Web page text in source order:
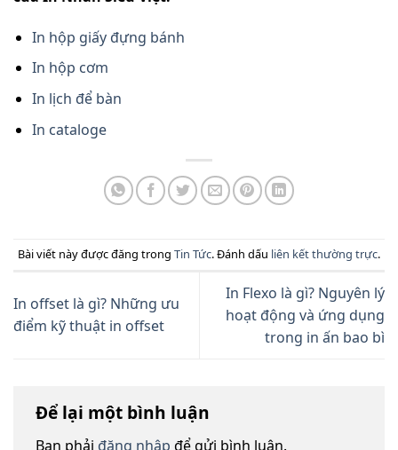
In hộp giấy đựng bánh
In hộp cơm
In lịch để bàn
In cataloge
Bài viết này được đăng trong Tin Tức. Đánh dấu liên kết thường trực.
In offset là gì? Những ưu
điểm kỹ thuật in offset
In Flexo là gì? Nguyên lý
hoạt động và ứng dụng
trong in ấn bao bì
Để lại một bình luận
Bạn phải đăng nhập để gửi bình luận.